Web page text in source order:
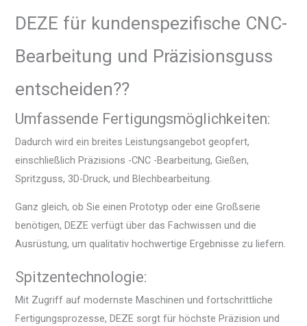
DEZE für kundenspezifische CNC-
Bearbeitung und Präzisionsguss
entscheiden??
Umfassende Fertigungsmöglichkeiten:
Dadurch wird ein breites Leistungsangebot geopfert,
einschließlich Präzisions -CNC -Bearbeitung, Gießen,
Spritzguss, 3D-Druck, und Blechbearbeitung.
Ganz gleich, ob Sie einen Prototyp oder eine Großserie
benötigen, DEZE verfügt über das Fachwissen und die
Ausrüstung, um qualitativ hochwertige Ergebnisse zu liefern.
Spitzentechnologie:
Mit Zugriff auf modernste Maschinen und fortschrittliche
Fertigungsprozesse, DEZE sorgt für höchste Präzision und